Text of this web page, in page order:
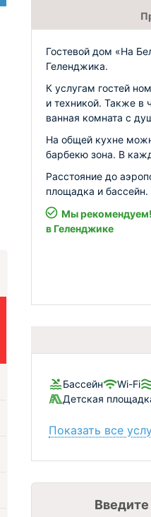
Гостевой дом «На
Геленджика.
К услугам гостей
и техникой. Также в
ванная комната с
На общей кухне
барбекю зона. В
Расстояние до
площадка и бассейн.
Мы рекомендуем!
в Геленджике
Бассейн Wi-Fi
Детская
Показать все